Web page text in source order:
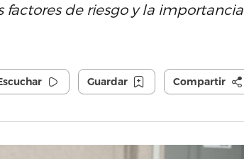
factores de riesgo y la importancia
Guardar Compartir